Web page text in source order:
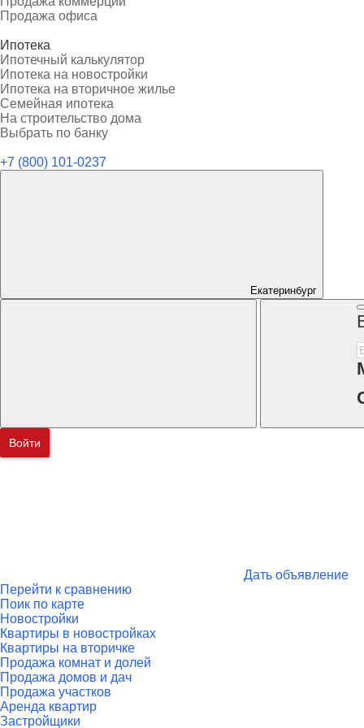
Продажа офиса
Ипотека
Ипотечный калькулятор
Ипотека на новостройки
Ипотека на вторичное жилье
Семейная ипотека
На строительство дома
Выбрать по банку
+7 (800) 101-0237
Екатеринбург
Войти
Дать объявление
Перейти к сравнению
Поик по карте
Новостройки
Квартиры в новостройках
Квартиры на вторичке
Продажа комнат и долей
Продажа домов и дач
Продажа участков
Аренда квартир
Застройщики